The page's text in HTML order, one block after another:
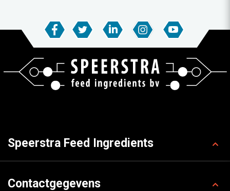
Speerstra Feed Ingredients
Contactgegevens